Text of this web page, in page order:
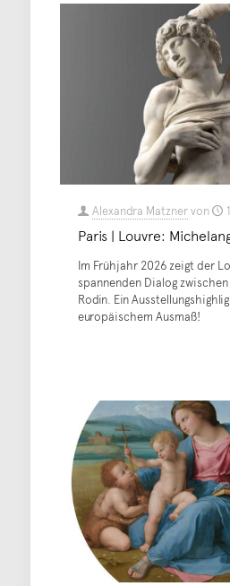
Alexandra Matznervon
Paris | Louvre:
Im Frühjahr 2026 zeigt der
spannenden Dialog
Rodin. Ein
europäischem Ausmaß!